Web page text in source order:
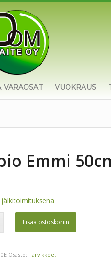
VARAOSAT VUOKRAUS
Emmi
Lisää ostoskoriin
Osasto:Tarvikkeet